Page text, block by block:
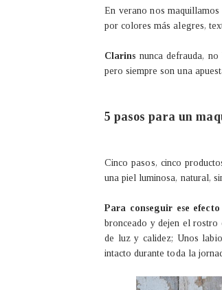
En verano nos
por colores más alegres,
Clarins nunca defrauda,
pero siempre son una
5 pasos para un
Cinco pasos, cinco
una piel luminosa, natural,
Para conseguir ese
bronceado y dejen el rostro
de luz y calidez; Unos
intacto durante toda la